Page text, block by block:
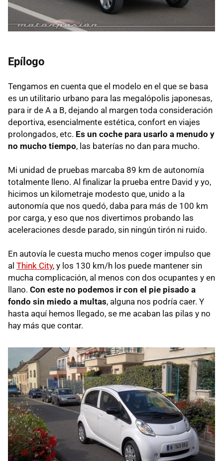
Epílogo
Tengamos en cuenta que el modelo en el que se basa
es un utilitario urbano para las megalópolis japonesas,
para ir de A a B, dejando al margen toda consideración
deportiva, esencialmente estética, confort en viajes
prolongados, etc. Es un coche para usarlo a menudo y
no mucho tiempo, las baterías no dan para mucho.
Mi unidad de pruebas marcaba 89 km de autonomía
totalmente lleno. Al finalizar la prueba entre David y yo,
hicimos un kilometraje modesto que, unido a la
autonomía que nos quedó, daba para más de 100 km
por carga, y eso que nos divertimos probando las
aceleraciones desde parado, sin ningún tirón ni ruido.
En autovía le cuesta mucho menos coger impulso que
al Think City, y los 130 km/h los puede mantener sin
mucha complicación, al menos con dos ocupantes y en
llano. Con este no podemos ir con el pie pisado a
fondo sin miedo a multas, alguna nos podría caer. Y
hasta aquí hemos llegado, se me acaban las pilas y no
hay más que contar.